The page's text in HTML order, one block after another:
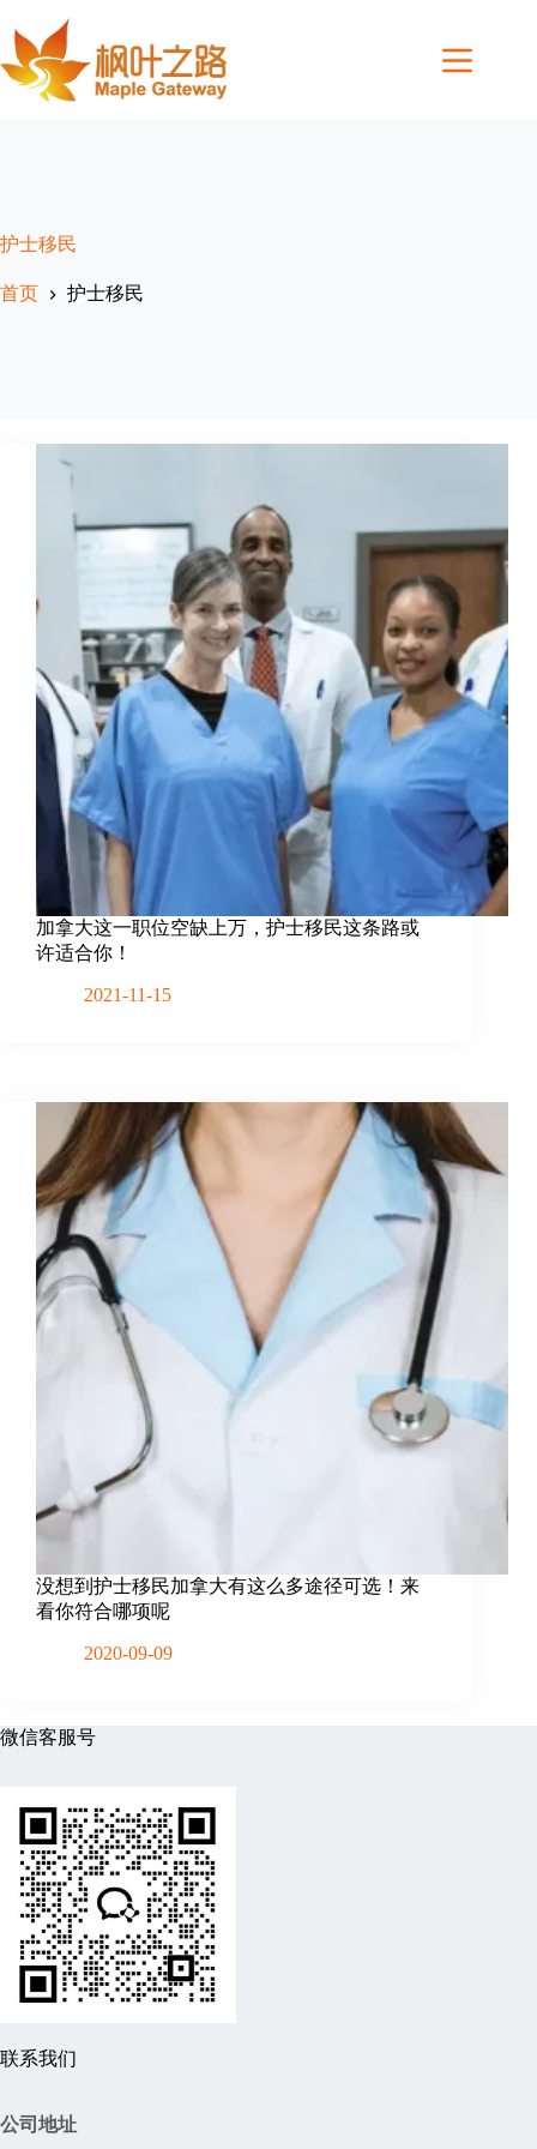
content
护士移民
首页 护士移民
加拿大这一职位空缺上万，护士移民这条路或
许适合你！
2021-11-15
没想到护士移民加拿大有这么多途径可选！来
看你符合哪项呢
2020-09-09
微信客服号
联系我们
公司地址